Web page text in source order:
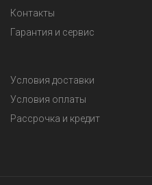
Контакты
Гарантия и сервис
Условия доставки
Условия оплаты
Рассрочка и кредит